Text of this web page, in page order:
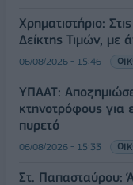
Χρηματιστήριο:
Δείκτης Τιμών, με
06/08/2026 - 15:46
ΥΠΑΑΤ:
κτηνοτρόφους
πυρετό
06/08/2026 - 15:33
Στ. Παπασταύρου: